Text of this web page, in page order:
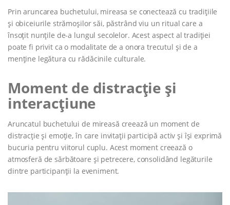
Prin aruncarea buchetului, mireasa se conectează cu tradițiile
și obiceiurile strămoșilor săi, păstrând viu un ritual care a
însoțit nunțile de-a lungul secolelor. Acest aspect al tradiției
poate fi privit ca o modalitate de a onora trecutul și de a
menține legătura cu rădăcinile culturale.
Moment de distracție și
interacțiune
Aruncatul buchetului de mireasă creează un moment de
distracție și emoție, în care invitații participă activ și își exprimă
bucuria pentru viitorul cuplu. Acest moment creează o
atmosferă de sărbătoare și petrecere, consolidând legăturile
dintre participanții la eveniment.